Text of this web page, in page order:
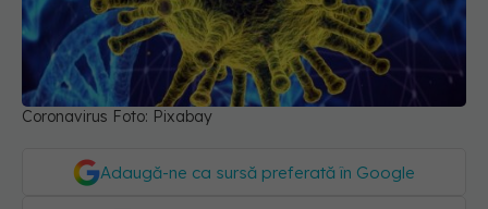
Coronavirus Foto: Pixabay
Adaugă-ne ca sursă preferată în Google